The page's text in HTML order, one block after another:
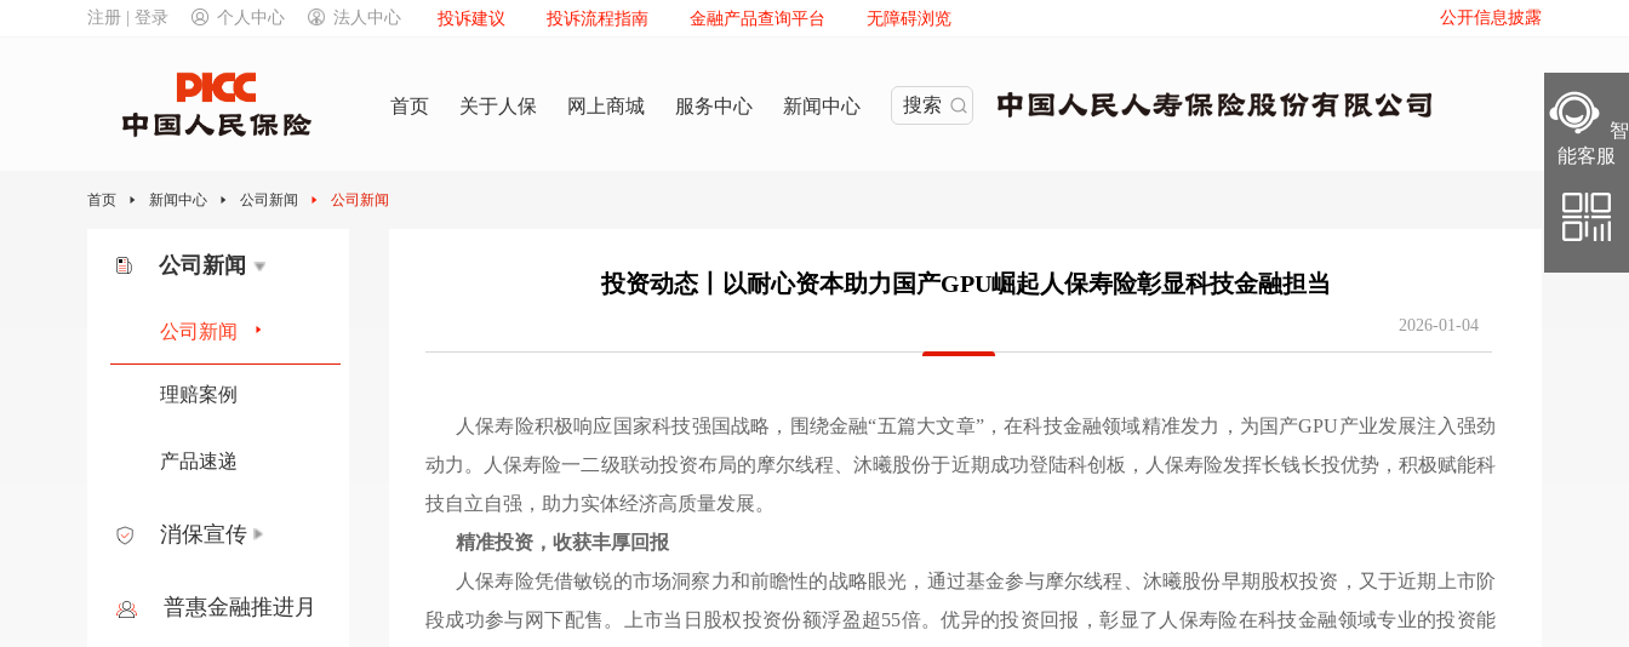
注册 | 登录 个人中心 法人中心 投诉建议 投诉流程指南 金融产品查询平台 无障碍浏览 公开信息披露
首页 关于人保 网上商城 服务中心 新闻中心 搜索
首页 新闻中心 公司新闻 公司新闻
公司新闻
公司新闻
理赔案例
产品速递
消保宣传
普惠金融推进月
投资动态丨以耐心资本助力国产GPU崛起人保寿险彰显科技金融担当
2026-01-04
人保寿险积极响应国家科技强国战略 ， 围绕金融“五篇大文章”，在科技金融领域精准发力 ， 为国产GPU产业发展注入强劲
动力 。 人保寿险一二级联动投资布局的摩尔线程、沐曦股份于近期成功登陆科创板 ， 人保寿险发挥长钱长投优势， 积极赋能科
技自立自强 ， 助力实体经济高质量发展。
精准投资 ， 收获丰厚回报
人保寿险凭借敏锐的市场洞察力和前瞻性的战略眼光 ， 通过基金参与摩尔线程、沐曦股份早期股权投资 ， 又于近期上市阶
段成功参与网下配售 。 上市当日股权投资份额浮盈超55倍。优异的投资回报 ，彰显了人保寿险在科技金融领域专业的投资能
智
能客服
智
能客服